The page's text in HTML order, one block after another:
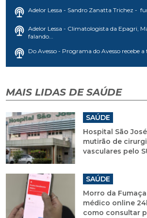
Adelor Lessa - Sandro Zanatta Trichez -
Adelor Lessa - Climatologista da Epagri,
falando...
Do Avesso - Programa do Avesso recebe a
MAIS LIDAS DE SAÚDE
SAÚDE
Hospital São
mutirão de
vasculares pelo
SAÚDE
Morro da
médico online
como consultar